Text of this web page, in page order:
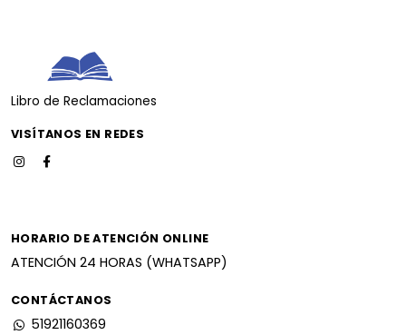
Libro de Reclamaciones
VISÍTANOS EN REDES
HORARIO DE ATENCIÓN ONLINE
ATENCIÓN 24 HORAS (WHATSAPP)
CONTÁCTANOS
51921160369